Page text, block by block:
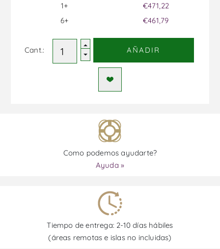
1+
6+
€471,22
€461,79
Cant.: AÑADIR
Como podemos ayudarte?
Ayuda »
Tiempo de entrega: 2-10 días hábiles
(áreas remotas e islas no incluidas)